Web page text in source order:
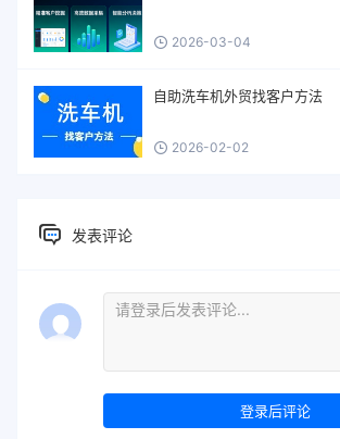
2026-03-04
自助洗车机外贸找客户方法
2026-02-02
发表评论
登录后评论